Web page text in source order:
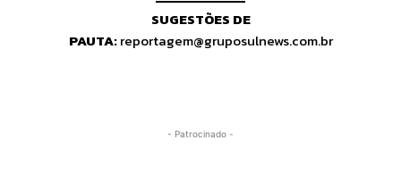
SUGESTÕES DE
PAUTA:reportagem@gruposulnews.com.br
- Patrocinado -